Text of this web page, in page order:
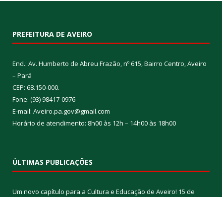
PREFEITURA DE AVEIRO
End.: Av. Humberto de Abreu Frazão, nº 615, Bairro Centro, Aveiro
– Pará
CEP: 68.150-000.
Fone: (93) 98417-0976
E-mail: Aveiro.pa.gov@gmail.com
Horário de atendimento: 8h00 às 12h – 14h00 às 18h00
ÚLTIMAS PUBLICAÇÕES
Um novo capítulo para a Cultura e Educação de Aveiro! 15 de